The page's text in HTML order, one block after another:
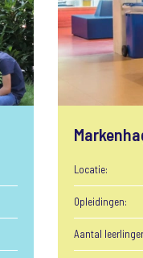
Locatie:
Opleidingen:
Aantal